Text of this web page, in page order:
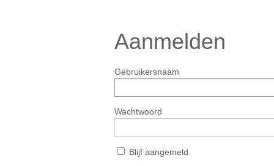
Aanmelden
Gebruikersnaam
Wachtwoord
Blijf aangemeld